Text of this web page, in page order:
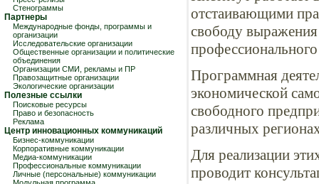
Стенограммы
Партнеры
Международные фонды, программы и
организации
Исследовательские организации
Общественные организации и политические
объединения
Организации СМИ, рекламы и ПР
Правозащитные организации
Экологические организации
Полезные ссылки
Поисковые ресурсы
Право и безопасность
Реклама
Центр инновационных коммуникаций
Бизнес-коммуникации
Корпоративные коммуникации
Медиа-коммуникации
Профессиональные коммуникации
Личные (персональные) коммуникации
отстаивающими
свободу
Программная
экономической
свободного
различных
Для реализации
проводит